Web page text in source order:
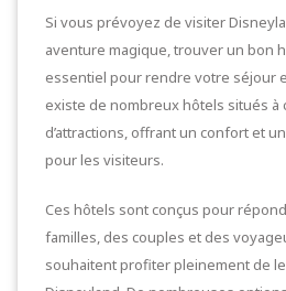
Si vous prévoyez de visiter
aventure magique, trouver un bon
essentiel pour rendre votre séjour
existe de nombreux hôtels situés à
d’attractions, offrant un confort et
pour les visiteurs.
Ces hôtels sont conçus pour
familles, des couples et des
souhaitent profiter pleinement de